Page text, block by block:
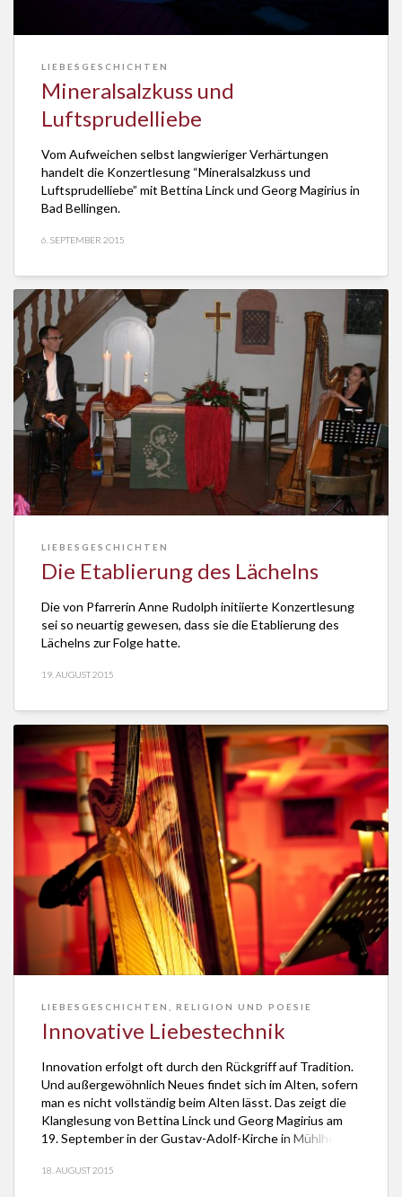
LIEBESGESCHICHTEN
Mineralsalzkuss und
Luftsprudelliebe
Vom Aufweichen selbst langwieriger Verhärtungen
handelt die Konzertlesung “Mineralsalzkuss und
Luftsprudelliebe” mit Bettina Linck und Georg Magirius in
Bad Bellingen.
6. SEPTEMBER 2015
LIEBESGESCHICHTEN
Die Etablierung des Lächelns
Die von Pfarrerin Anne Rudolph initiierte Konzertlesung
sei so neuartig gewesen, dass sie die Etablierung des
Lächelns zur Folge hatte.
19. AUGUST 2015
LIEBESGESCHICHTEN RELIGION UND POESIE
Innovative Liebestechnik
Innovation erfolgt oft durch den Rückgriff auf Tradition.
Und außergewöhnlich Neues findet sich im Alten, sofern
man es nicht vollständig beim Alten lässt. Das zeigt die
Klanglesung von Bettina Linck und Georg Magirius am
19. September in der Gustav-Adolf-Kirche in Mühlheim-
Schriftsteller umspielen das Thema aller Themen mithilfe
18. AUGUST 2015